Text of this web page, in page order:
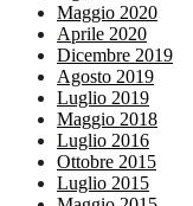
Maggio 2020
Aprile 2020
Dicembre 2019
Agosto 2019
Luglio 2019
Maggio 2018
Luglio 2016
Ottobre 2015
Luglio 2015